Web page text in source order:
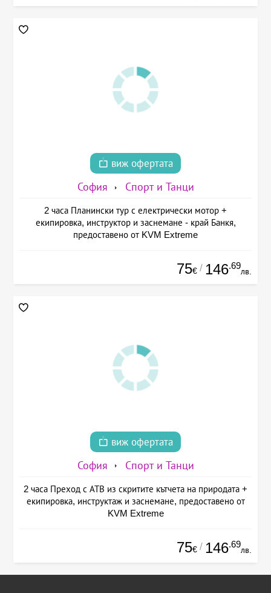
виж офертата
София Спорт и Танци
2 часа Планински тур с електрически мотор +
екипировка, инструктор и заснемане - край Банкя,
предоставено от KVM Extreme
75€ / 146.69
лв.
виж офертата
София Спорт и Танци
2 часа Преход с АТВ из скритите кътчета на природата +
екипировка, инструктаж и заснемане, предоставено от
KVM Extreme
75€ / 146.69
лв.